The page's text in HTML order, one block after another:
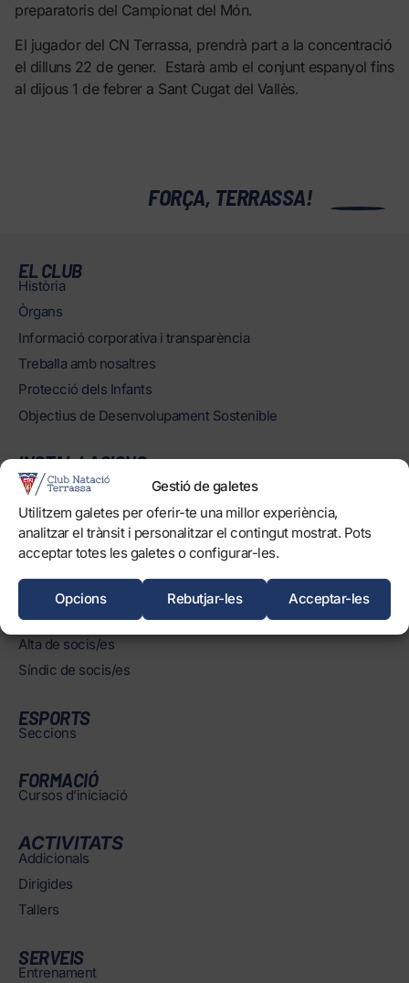
Gestió de galetes
Utilitzem galetes per oferir-te una millor experiència,
analitzar el trànsit i personalitzar el contingut mostrat. Pots
acceptar totes les galetes o configurar-les.
Acceptar-les
Rebutjar-les
Opcions
preparatoris del Campionat del Món.
El jugador del CN Terrassa, prendrà part a la concentració
el dilluns 22 de gener. Estarà amb el conjunt espanyol fins
al dijous 1 de febrer a Sant Cugat del Vallès.
FORÇA, TERRASSA!
EL CLUB
Història
Òrgans
Informació corporativa i transparència
Treballa amb nosaltres
Protecció dels Infants
Objectius de Desenvolupament Sostenible
INSTAL·LACIONS
Horaris
Piscines
Normatives
SOCIS/ES
Àrea de socis/es
Alta de socis/es
Síndic de socis/es
ESPORTS
Seccions
FORMACIÓ
Cursos d’iniciació
ACTIVITATS
Addicionals
Dirigides
Tallers
SERVEIS
Entrenament